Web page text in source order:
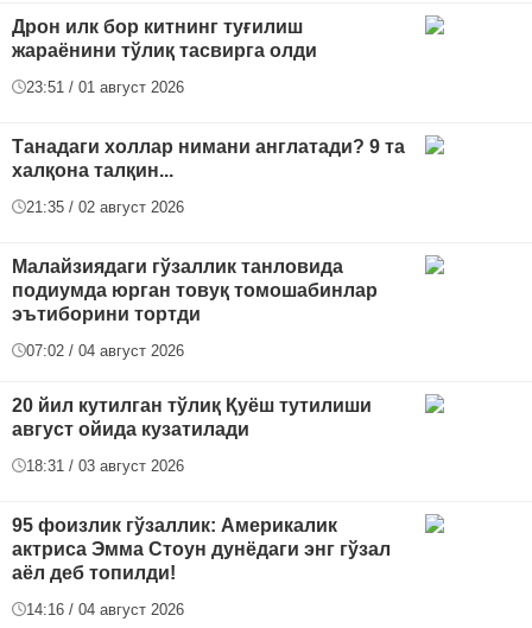
Дрон илк бор китнинг туғилиш
жараёнини тўлиқ тасвирга олди
23:51 / 01 август 2026
Танадаги холлар нимани англатади? 9 та
халқона талқин...
21:35 / 02 август 2026
Малайзиядаги гўзаллик танловида
подиумда юрган товуқ томошабинлар
эътиборини тортди
07:02 / 04 август 2026
20 йил кутилган тўлиқ Қуёш тутилиши
август ойида кузатилади
18:31 / 03 август 2026
95 фоизлик гўзаллик: Америкалик
актриса Эмма Стоун дунёдаги энг гўзал
аёл деб топилди!
14:16 / 04 август 2026